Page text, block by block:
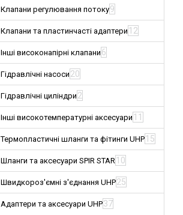
Клапани регулювання потоку9
Клапани та пластинчасті адаптери 12
Інші високонапірні клапани 6
Гідравлічні насоси 20
Гідравлічні циліндри 2
Інші високотемпературні аксесуари 11
Термопластичні шланги та фітинги UHP 15
Шланги та аксесуари SPIR STAR 10
Швидкороз'ємні з'єднання UHP25
Адаптери та аксесуари UHP37